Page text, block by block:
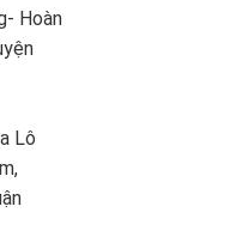
Hoàn
Lô